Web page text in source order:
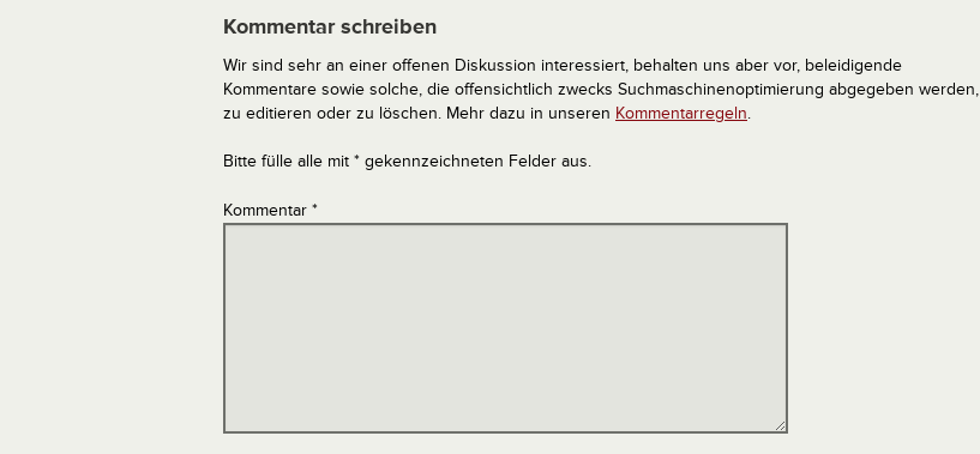
Kommentar schreiben
Wir sind sehr an einer offenen Diskussion interessiert, behalten uns aber vor, beleidigende
Kommentare sowie solche, die offensichtlich zwecks Suchmaschinenoptimierung abgegeben werden,
zu editieren oder zu löschen. Mehr dazu in unseren Kommentarregeln.
Bitte fülle alle mit * gekennzeichneten Felder aus.
Kommentar *